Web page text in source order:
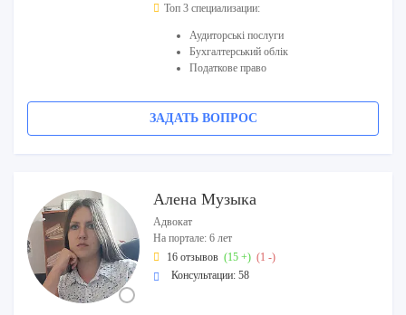
Топ 3 специализации:
Аудиторські послуги
Бухгалтерський облік
Податкове право
ЗАДАТЬ ВОПРОС
Алена Музыка
Адвокат
На портале: 6 лет
16 отзывов (15 +) (1 -)
Консультации: 58